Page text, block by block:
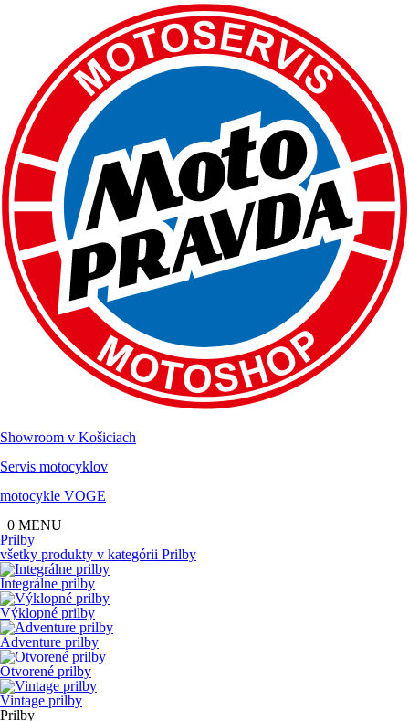
Showroom v Košiciach
Servis motocyklov
motocykle VOGE
0 MENU
Prilby
všetky produkty v kategórii Prilby
Integrálne prilby
Výklopné prilby
Adventure prilby
Otvorené prilby
Vintage prilby
Prilby